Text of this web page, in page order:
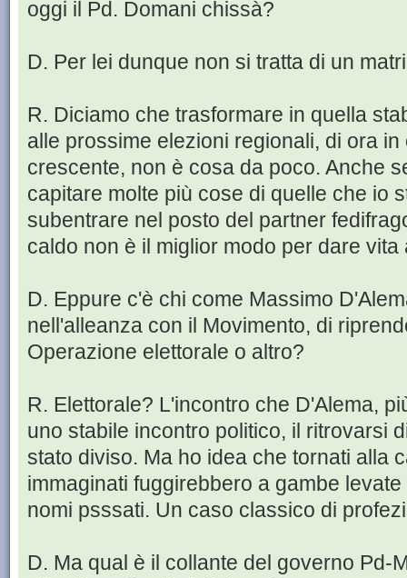
oggi il Pd. Domani chissà?
D. Per lei dunque non si tratta di un
R. Diciamo che trasformare in quella
alle prossime elezioni regionali, di ora
crescente, non è cosa da poco. Anche
capitare molte più cose di quelle che io
subentrare nel posto del partner
caldo non è il miglior modo per dare
D. Eppure c'è chi come Massimo
nell'alleanza con il Movimento, di
Operazione elettorale o altro?
R. Elettorale? L'incontro che D'Alema,
uno stabile incontro politico, il ritrovarsi
stato diviso. Ma ho idea che tornati alla
immaginati fuggirebbero a gambe
nomi psssati. Un caso classico di
D. Ma qual è il collante del governo Pd-